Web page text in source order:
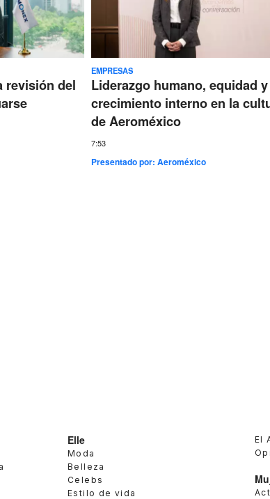
revisión del
EMPRESAS
Liderazgo humano, equidad y
crecimiento interno en la
de Aeroméxico
7:53
Presentado por: Aeroméxico
Elle
Moda
Belleza
Celebs
Estilo de vida
El